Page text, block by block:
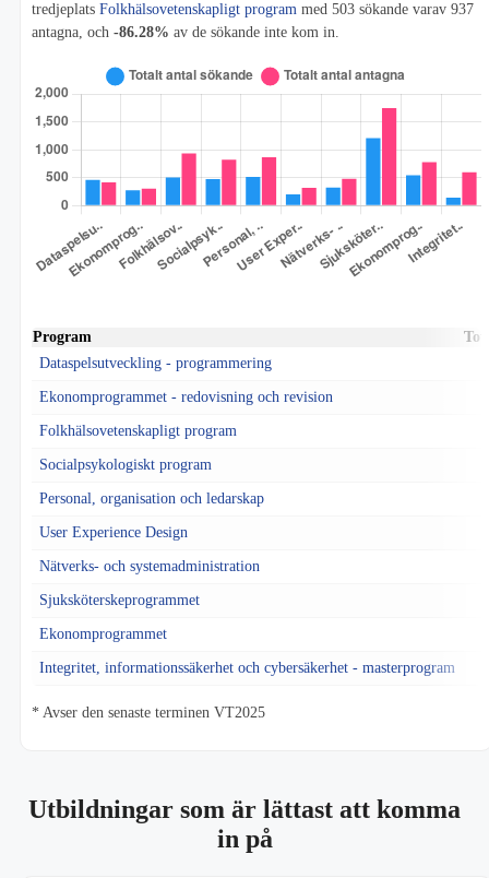
tredjeplats Folkhälsovetenskapligt program med 503 sökande varav 937
antagna, och -86.28% av de sökande inte kom in.
Program
Dataspelsutveckling - programmering
Ekonomprogrammet - redovisning och revision
Folkhälsovetenskapligt program
Socialpsykologiskt program
Personal, organisation och ledarskap
User Experience Design
Nätverks- och systemadministration
Sjuksköterskeprogrammet
Ekonomprogrammet
Integritet, informationssäkerhet och cybersäkerhet - masterprogram
* Avser den senaste terminen VT2025
Utbildningar som är lättast att komma
in på